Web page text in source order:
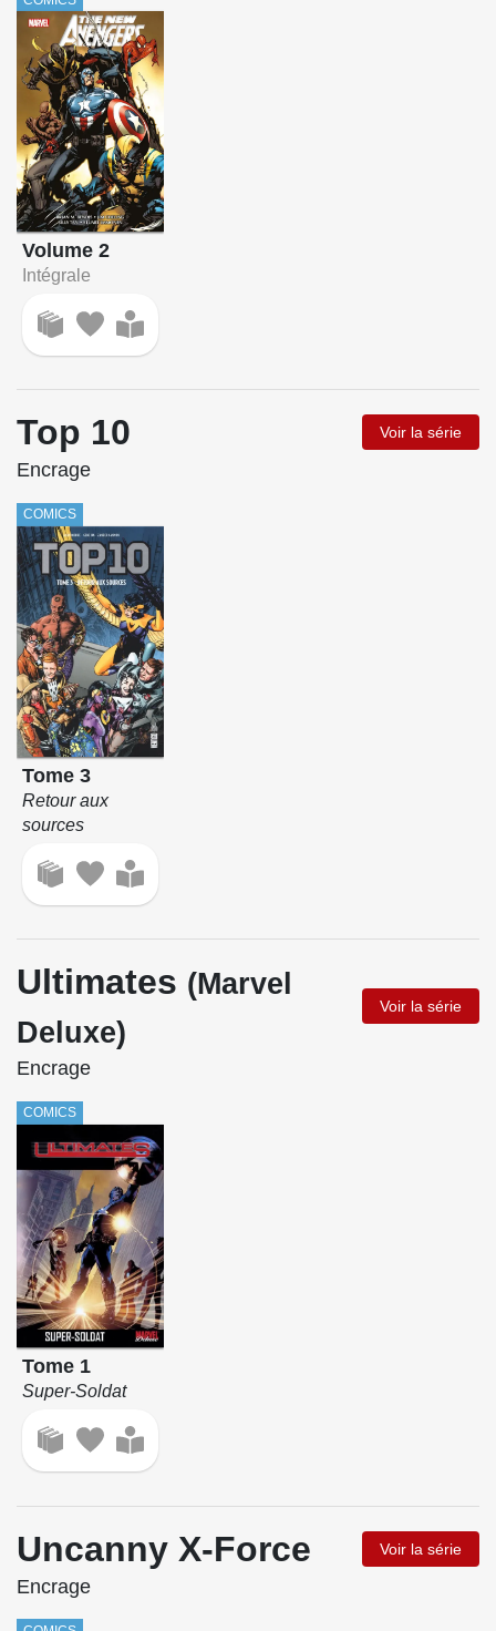
Volume 2
Intégrale
Top 10 Voir la série
Encrage
COMICS
Tome 3
Retour aux
sources
Ultimates (Marvel
Deluxe)
Voir la série
Encrage
COMICS
Tome 1
Super-Soldat
Uncanny X-Force Voir la série
Encrage